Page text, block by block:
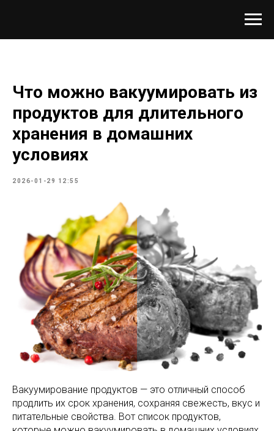
Что можно вакуумировать из
продуктов для длительного
хранения в домашних
условиях
2026-01-29 12:55
Вакуумирование продуктов — это отличный способ
продлить их срок хранения, сохраняя свежесть, вкус и
питательные свойства. Вот список продуктов,